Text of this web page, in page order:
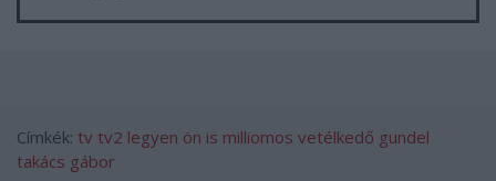
Címkék: tv tv2 legyen ön is milliomos vetélkedő gundel
takács gábor